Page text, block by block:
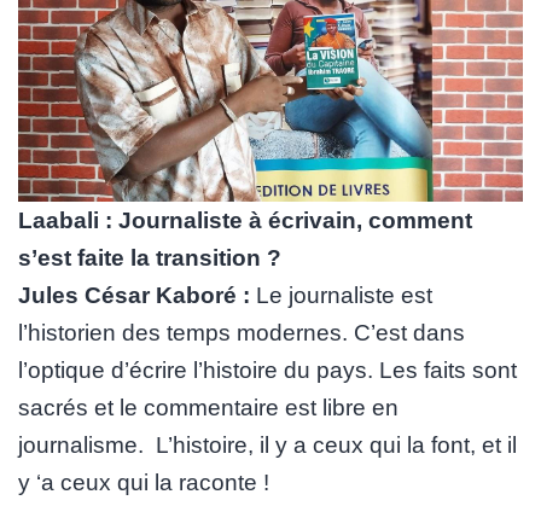
Laabali : Journaliste à écrivain, comment
s’est faite la transition ?
Jules César Kaboré : Le journaliste est
l’historien des temps modernes. C’est dans
l’optique d’écrire l’histoire du pays. Les faits sont
sacrés et le commentaire est libre en
journalisme. L’histoire, il y a ceux qui la font, et il
y ‘a ceux qui la raconte !